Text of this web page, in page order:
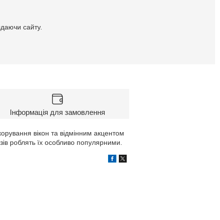
сайту.
Інформація для замовлення
вікон та відмінним акцентом
роблять їх особливо популярними.